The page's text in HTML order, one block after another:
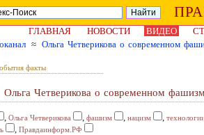
ГЛАВНАЯ НОВОСТИ ВИДЕО
≈ Ольга Четверикова о современном
факты
Ольга Четверикова о современном
, Ольга Четверикова , фашизм , нацизм ,
, Правдаинформ.РФ